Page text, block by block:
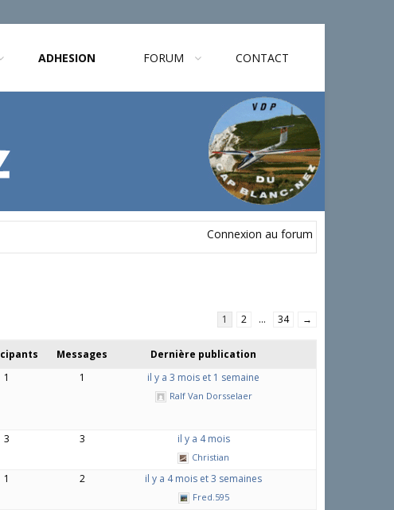
ADHESION FORUM CONTACT
Connexion au forum
1 2 … 34 →
Messages Dernière publication
1 1 il y a 3 mois et 1 semaine
Ralf Van Dorsselaer
3 3 il y a 4 mois
Christian
1 2 il y a 4 mois et 3 semaines
Fred.595